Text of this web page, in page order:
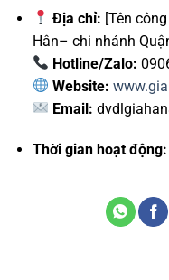
Địa chỉ: [Tên
Hân– chi nhánh
Hotline/Zalo:
Website:
Email:
Thời gian hoạt động: